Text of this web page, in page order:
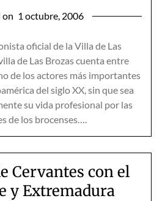
on 1 octubre, 2006
oficial de la Villa de Las
de Las Brozas cuenta entre
de los actores más importantes
del siglo XX, sin que sea
su vida profesional por las
de los brocenses….
Cervantes con el
y Extremadura